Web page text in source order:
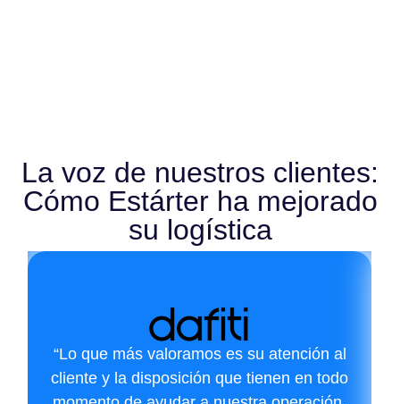
La voz de nuestros clientes:
Cómo Estárter ha mejorado
su logística
“Lo que más valoramos es su atención al
cliente y la disposición que tienen en todo